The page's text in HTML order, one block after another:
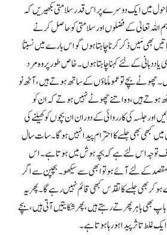
میں ایک دوسرے پر اس قدر سلامتی بکھیریں کہ
اللہ تعالیٰ کے فضلوں اور سلامتی کو حاصل کرنے
بھی مَیں ذکر کرنا چاہتا ہوں گو اس بارے میں نسبتاً
یاددہانی کے لئے کہنا چاہتاہوں۔ خاص طور پر وہ مرد
بچے تو عموماً ماؤں کے ساتھ ہوتے ہیں، آٹھ نو
ہیں، وہ اتنے چھوٹے نہیں ہوتے کہ ان کو
اور جلسہ کی کارروائی کے دوران ان بچوں کو کھیلنے کی
بھی جلسے کا احترام پیدا نہیں ہو گا۔ سات سال
توجہ اس لئے ہے کہ بچہ ہوش میں ہوتا ہے۔ اس
مقصد کے لئے آئے ہو تو ابھی سے سیکھو۔ بچپن سے اگر
کر بھی جلسے کا تقدس کبھی قائم نہیں رہے گا۔ پھر یہ
باپ بھی باہر پھرتے رہتے ہیں، پھر شکایتیں آتی ہیں، بچے
غلط تاثر پیدا ہو رہا ہوتا ہے۔